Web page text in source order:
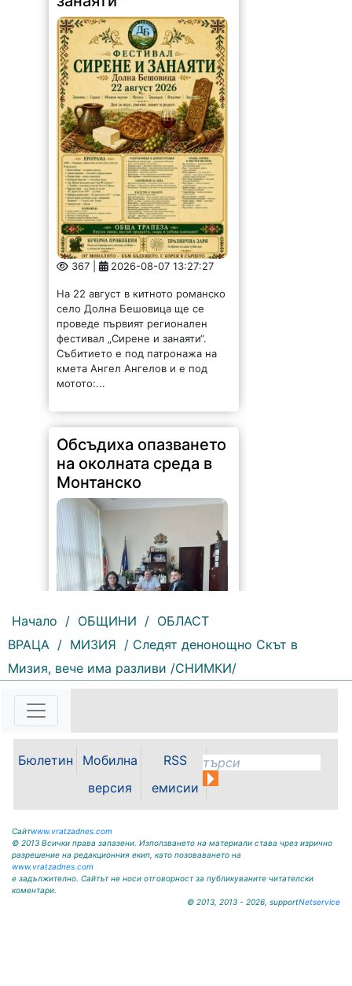
367 | 2026-08-07 13:27:27
село Долна Бешовица ще се
проведе първият регионален
фестивал „Сирене и занаяти“.
Събитието е под патронажа на
кмета Ангел Ангелов и е под
мотото:...
Обсъдиха опазването
на околната среда в
Монтанско
2026-08-07 13:22:00
Областният управител на
Монтана Иван Каменов и
Зорница Михайлова проведоха
работна среща с новоназначения
директор на РИОСВ - Светослав
Илиев. По време на срещата бяха
обсъдени приоритетите в...
Начало / ОБЩИНИ / ОБЛАСТ
ВРАЦА / МИЗИЯ / Следят денонощно Скът в
Мизия, вече има разливи /СНИМКИ/
Бюлетин
Мобилна
версия
RSS
емисии
Сайтwww.vratzadnes.com
© 2013 Всички права запазени. Използването на материали става чрез изрично
разрешение на редакционния екип, като позоваването на
www.vratzadnes.com
е задължително. Сайтът не носи отговорност за публикуваните читателски
коментари.
© 2013, 2013 - 2026, supportNetservice